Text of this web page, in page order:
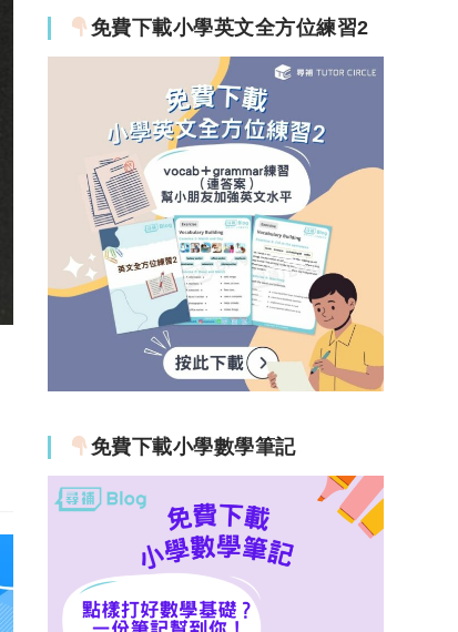
免費下載小學英文全方位練習2
免費下載小學數學筆記